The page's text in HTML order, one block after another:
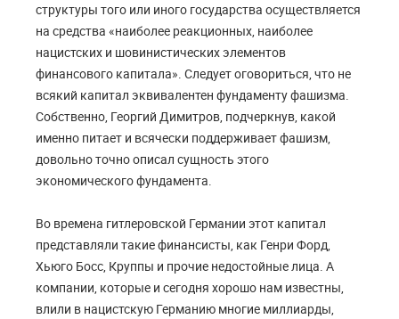
структуры того или иного государства осуществляется
на средства «наиболее реакционных, наиболее
нацистских и шовинистических элементов
финансового капитала». Следует оговориться, что не
всякий капитал эквивалентен фундаменту фашизма.
Собственно, Георгий Димитров, подчеркнув, какой
именно питает и всячески поддерживает фашизм,
довольно точно описал сущность этого
экономического фундамента.
Во времена гитлеровской Германии этот капитал
представляли такие финансисты, как Генри Форд,
Хьюго Босс, Круппы и прочие недостойные лица. А
компании, которые и сегодня хорошо нам известны,
влили в нацистскую Германию многие миллиарды,